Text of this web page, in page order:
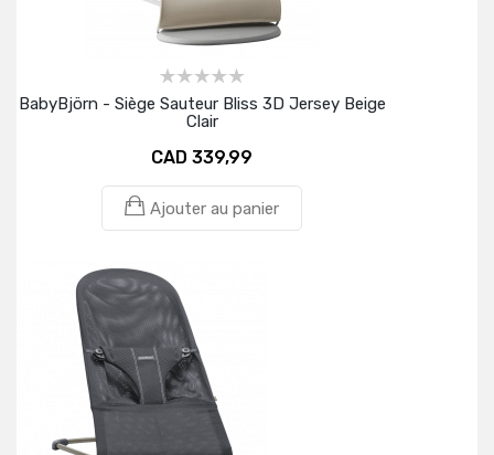
BabyBjörn - Siège Sauteur Bliss 3D Jersey Beige
Clair
CAD 339,99
Ajouter au panier